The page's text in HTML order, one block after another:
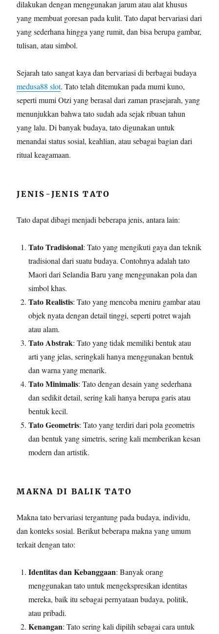
dilakukan dengan menggunakan jarum atau alat khusus
yang membuat goresan pada kulit. Tato dapat bervariasi dari
yang sederhana hingga yang rumit, dan bisa berupa gambar,
tulisan, atau simbol.
Sejarah tato sangat kaya dan bervariasi di berbagai budaya
medusa88 slot. Tato telah ditemukan pada mumi kuno,
seperti mumi Otzi yang berasal dari zaman prasejarah, yang
menunjukkan bahwa tato sudah ada sejak ribuan tahun
yang lalu. Di banyak budaya, tato digunakan untuk
menandai status sosial, keahlian, atau sebagai bagian dari
ritual keagamaan.
JENIS-JENIS TATO
Tato dapat dibagi menjadi beberapa jenis, antara lain:
Tato Tradisional: Tato yang mengikuti gaya dan teknik
tradisional dari suatu budaya. Contohnya adalah tato
Maori dari Selandia Baru yang menggunakan pola dan
simbol khas.
Tato Realistis: Tato yang mencoba meniru gambar atau
objek nyata dengan detail tinggi, seperti potret wajah
atau alam.
Tato Abstrak: Tato yang tidak memiliki bentuk atau
arti yang jelas, seringkali hanya menggunakan bentuk
dan warna yang menarik.
Tato Minimalis: Tato dengan desain yang sederhana
dan sedikit detail, sering kali hanya berupa garis atau
bentuk kecil.
Tato Geometris: Tato yang terdiri dari pola geometris
dan bentuk yang simetris, sering kali memberikan kesan
modern dan artistik.
MAKNA DI BALIK TATO
Makna tato bervariasi tergantung pada budaya, individu,
dan konteks sosial. Berikut beberapa makna yang umum
terkait dengan tato:
Identitas dan Kebanggaan: Banyak orang
menggunakan tato untuk mengekspresikan identitas
mereka, baik itu sebagai pernyataan budaya, politik,
atau pribadi.
Kenangan: Tato sering kali dipilih sebagai cara untuk